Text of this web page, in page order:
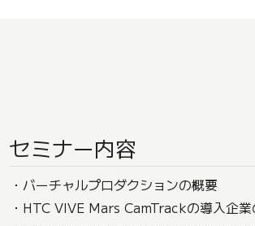
セミナー内容
・バーチャルプロダクションの概要
・HTC VIVE Mars CamTrackの導入企